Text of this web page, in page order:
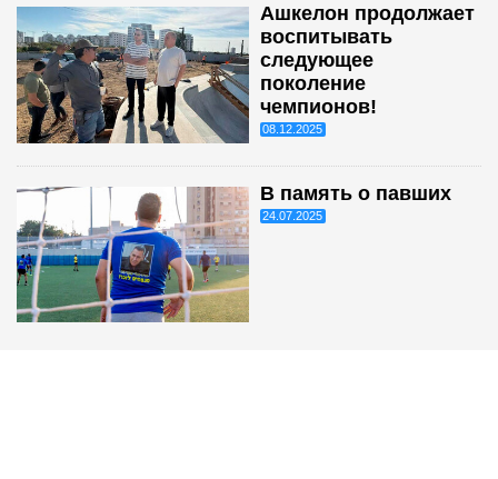
Ашкелон продолжает
воспитывать
следующее
поколение
чемпионов!
08.12.2025
В память о павших
24.07.2025